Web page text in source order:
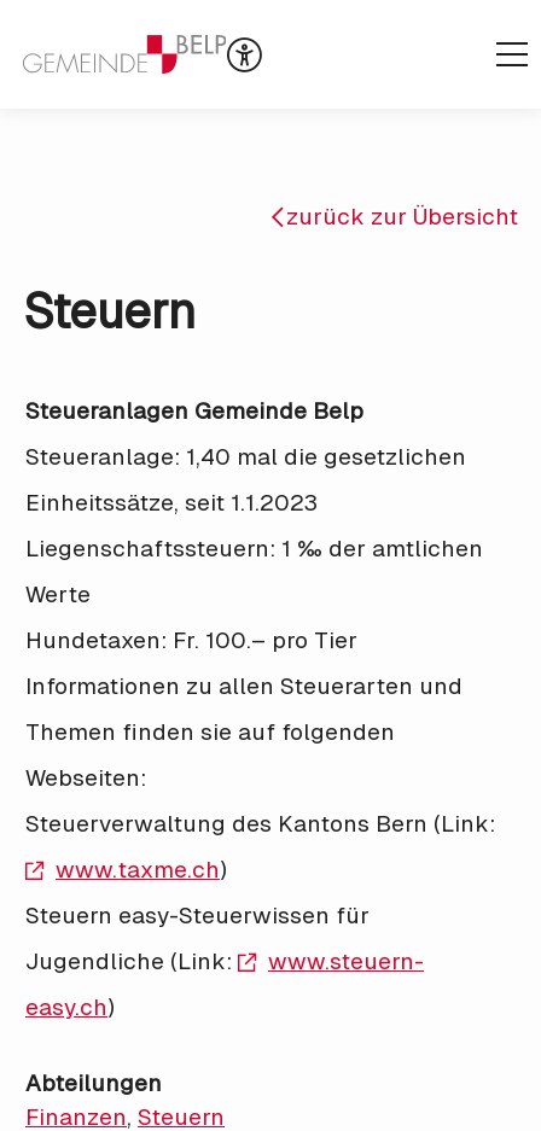
zurück zur Übersicht
Steuern
Steueranlagen Gemeinde Belp
Steueranlage: 1,40 mal die gesetzlichen
Einheitssätze, seit 1.1.2023
Liegenschaftssteuern: 1 ‰ der amtlichen
Werte
Hundetaxen: Fr. 100.– pro Tier
Informationen zu allen Steuerarten und
Themen finden sie auf folgenden
Webseiten:
Steuerverwaltung des Kantons Bern (Link:
www.taxme.ch)
Steuern easy-Steuerwissen für
Jugendliche (Link:
www.steuern-
easy.ch)
Abteilungen
Finanzen, Steuern